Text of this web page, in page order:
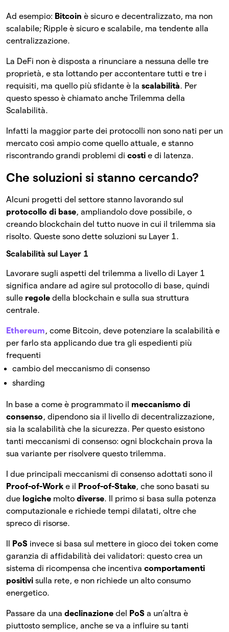
Ad esempio: Bitcoin è sicuro e decentralizzato, ma non
scalabile; Ripple è sicuro e scalabile, ma tendente alla
centralizzazione.
La DeFi non è disposta a rinunciare a nessuna delle tre
proprietà, e sta lottando per accontentare tutti e tre i
requisiti, ma quello più sfidante è la scalabilità. Per
questo spesso è chiamato anche Trilemma della
Scalabilità.
Infatti la maggior parte dei protocolli non sono nati per un
mercato così ampio come quello attuale, e stanno
riscontrando grandi problemi di costi e di latenza.
Che soluzioni si stanno cercando?
Alcuni progetti del settore stanno lavorando sul
protocollo di base, ampliandolo dove possibile, o
creando blockchain del tutto nuove in cui il trilemma sia
risolto. Queste sono dette soluzioni su Layer 1.
Scalabilità sul Layer 1
Lavorare sugli aspetti del trilemma a livello di Layer 1
significa andare ad agire sul protocollo di base, quindi
sulle regole della blockchain e sulla sua struttura
centrale.
Ethereum, come Bitcoin, deve potenziare la scalabilità e
per farlo sta applicando due tra gli espedienti più
frequenti
cambio del meccanismo di consenso
sharding
In base a come è programmato il meccanismo di
consenso, dipendono sia il livello di decentralizzazione,
sia la scalabilità che la sicurezza. Per questo esistono
tanti meccanismi di consenso: ogni blockchain prova la
sua variante per risolvere questo trilemma.
I due principali meccanismi di consenso adottati sono il
Proof-of-Work e il Proof-of-Stake, che sono basati su
due logiche molto diverse. Il primo si basa sulla potenza
computazionale e richiede tempi dilatati, oltre che
spreco di risorse.
PoS invece si basa sul mettere in gioco dei token come
garanzia di affidabilità dei validatori: questo crea un
sistema di ricompensa che incentiva comportamenti
positivi sulla rete, e non richiede un alto consumo
energetico.
Passare da una declinazione del PoS a un’altra è
piuttosto semplice, anche se va a influire su tanti